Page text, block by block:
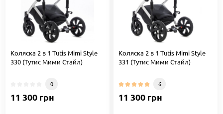
Коляска 2 в 1 Tutis Mimi Style
330 (Тутис Мими Стайл)
0
11 300 грн
Коляска 2 в 1 Tutis Mimi Style
331 (Тутис Мими Стайл)
6
11 300 грн